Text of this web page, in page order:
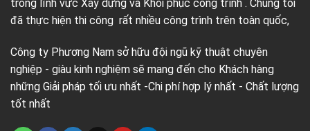
trong lĩnh vực Xây dựng và Khôi phục công trình . Chúng tôi
đã thực hiện thi công rất nhiều công trình trên toàn quốc,
Công ty Phương Nam sở hữu đội ngũ kỹ thuật chuyên
nghiệp - giàu kinh nghiệm sẽ mang đến cho Khách hàng
những Giải pháp tối ưu nhất -Chi phí hợp lý nhất - Chất lượng
tốt nhất